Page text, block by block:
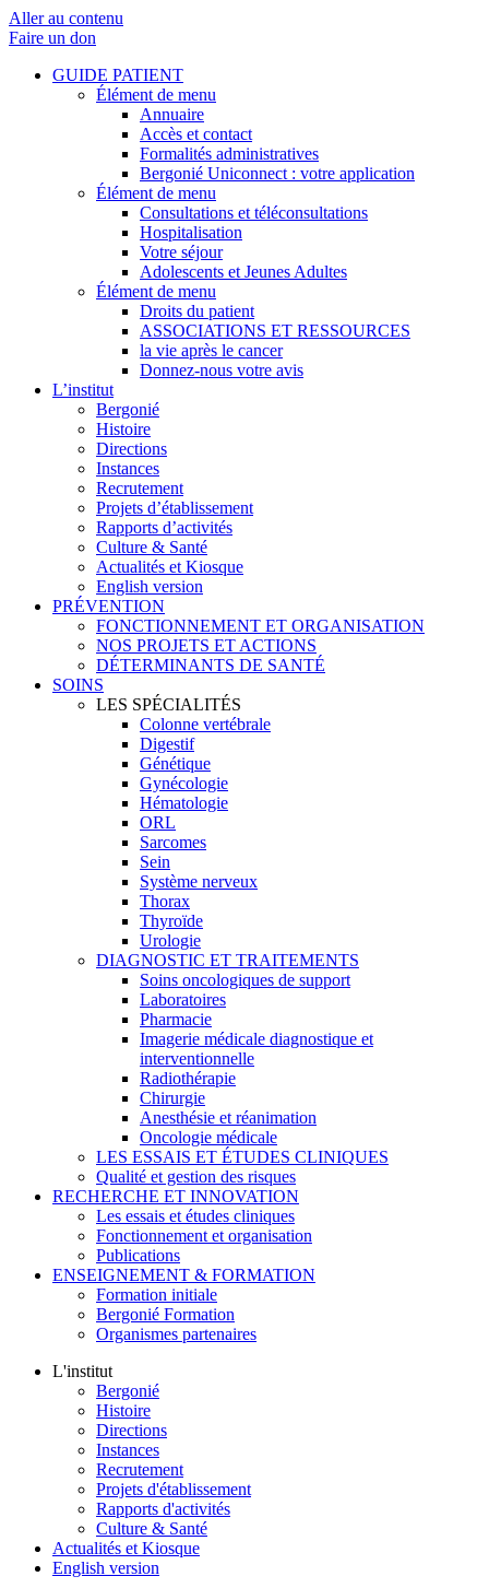
Aller au contenu
Faire un don
GUIDE PATIENT
Élément de menu
Annuaire
Accès et contact
Formalités administratives
Bergonié Uniconnect : votre application
Élément de menu
Consultations et téléconsultations
Hospitalisation
Votre séjour
Adolescents et Jeunes Adultes
Élément de menu
Droits du patient
ASSOCIATIONS ET RESSOURCES
la vie après le cancer
Donnez-nous votre avis
L’institut
Bergonié
Histoire
Directions
Instances
Recrutement
Projets d’établissement
Rapports d’activités
Culture & Santé
Actualités et Kiosque
English version
PRÉVENTION
FONCTIONNEMENT ET ORGANISATION
NOS PROJETS ET ACTIONS
DÉTERMINANTS DE SANTÉ
SOINS
LES SPÉCIALITÉS
Colonne vertébrale
Digestif
Génétique
Gynécologie
Hématologie
ORL
Sarcomes
Sein
Système nerveux
Thorax
Thyroïde
Urologie
DIAGNOSTIC ET TRAITEMENTS
Soins oncologiques de support
Laboratoires
Pharmacie
Imagerie médicale diagnostique et
interventionnelle
Radiothérapie
Chirurgie
Anesthésie et réanimation
Oncologie médicale
LES ESSAIS ET ÉTUDES CLINIQUES
Qualité et gestion des risques
RECHERCHE ET INNOVATION
Les essais et études cliniques
Fonctionnement et organisation
Publications
ENSEIGNEMENT & FORMATION
Formation initiale
Bergonié Formation
Organismes partenaires
L'institut
Bergonié
Histoire
Directions
Instances
Recrutement
Projets d'établissement
Rapports d'activités
Culture & Santé
Actualités et Kiosque
English version